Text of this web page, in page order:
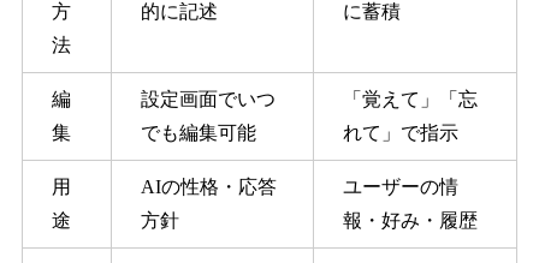
方
法
的に記述
に蓄積
編
集
設定画面でいつ
でも編集可能
「覚えて」「忘
れて」で指示
用
途
AIの性格・応答
方針
ユーザーの情
報・好み・履歴